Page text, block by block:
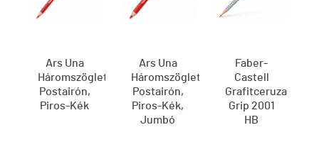
Ars Una
Háromszögletű
Postairón,
Piros-Kék
Ars Una
Háromszögletű
Postairón,
Piros-Kék,
Jumbó
Faber-
Castell
Grafitceruza
Grip 2001
HB